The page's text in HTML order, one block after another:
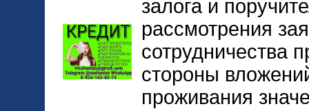
залога и
рассмотрения
сотрудничества
стороны
проживания